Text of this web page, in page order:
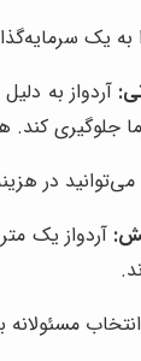
به یک
آردواز به
جلوگیری
می‌توانید
آردواز یک
انتخاب